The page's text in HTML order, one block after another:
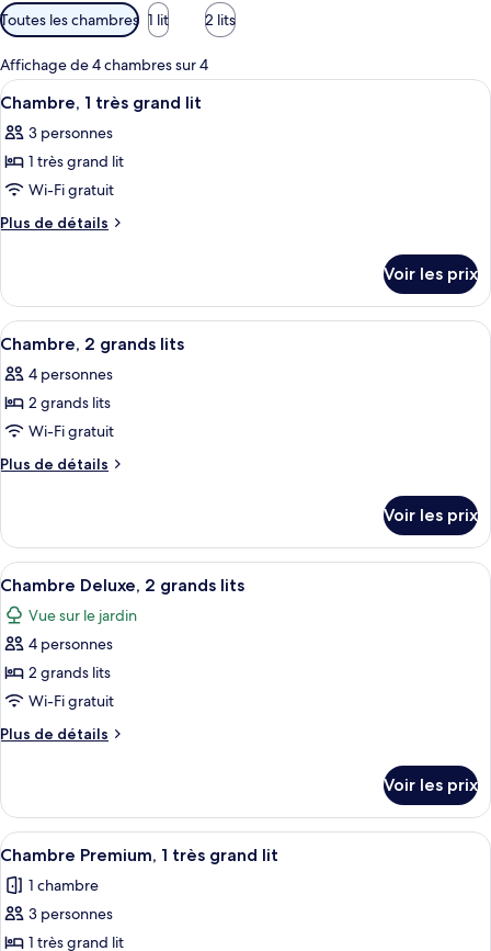
Filtres
disponibles
pour
les
chambres
Toutes les chambres 1 lit 2 lits
Affichage de 4 chambres sur 4
Afficher
toutes
les
photos
pour
ce
chambre :
Chambre,
1
très
grand
lit
Une chambre d’hôtel avec un lit, un
4
Chambre, 1 très grand lit
3 personnes
1 très grand lit
Wi-Fi gratuit
Plus de détails
Plus
le
type
de
Chambre,
grand
lit
Voir les prix
Afficher
toutes
les
photos
pour
ce
chambre :
Chambre,
2
grands
lits
Une chambre d’hôtel avec deux lits,
3
Chambre, 2 grands lits
4 personnes
2 grands lits
Wi-Fi gratuit
Plus de détails
Plus
le
type
de
chambre
Chambre,
2
lits
Voir les prix
Afficher
toutes
les
photos
pour
ce
type
de
Chambre
Deluxe,
2
grands
lits
Une chambre d’hôtel avec deux lits,
2
Chambre Deluxe, 2 grands lits
Vue sur le jardin
4 personnes
2 grands lits
Wi-Fi gratuit
Plus de détails
Plus
le
type
de
Chambre
Deluxe,
Voir les prix
Afficher
toutes
les
photos
pour
Une chambre d’hôtel avec un grand
1
Chambre Premium, 1 très grand lit
1 chambre
3 personnes
1 très grand lit